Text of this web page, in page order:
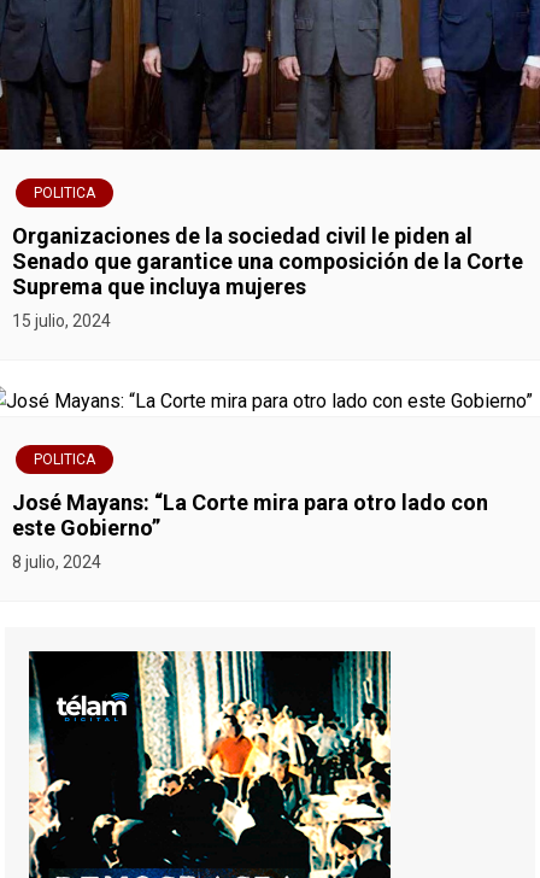
POLITICA
Organizaciones de la sociedad civil le piden al
Senado que garantice una composición de la Corte
Suprema que incluya mujeres
15 julio, 2024
POLITICA
José Mayans: “La Corte mira para otro lado con
este Gobierno”
8 julio, 2024